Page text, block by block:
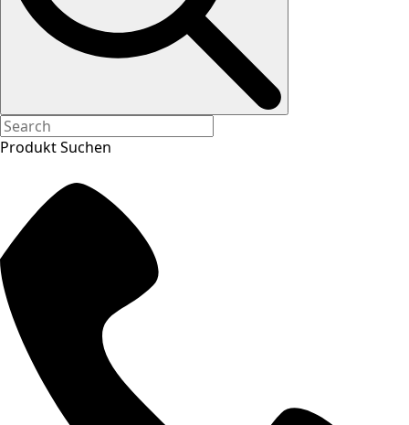
Produkt Suchen